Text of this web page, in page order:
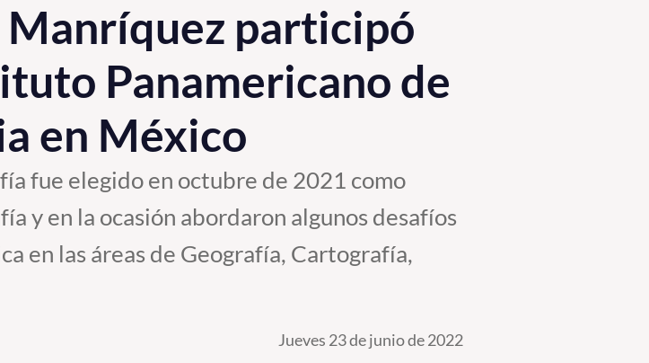
participó
Panamericano de
en México
fue elegido en octubre de 2021 como
y en la ocasión abordaron algunos desafíos
en las áreas de Geografía, Cartografía,
Jueves 23 de junio de 2022